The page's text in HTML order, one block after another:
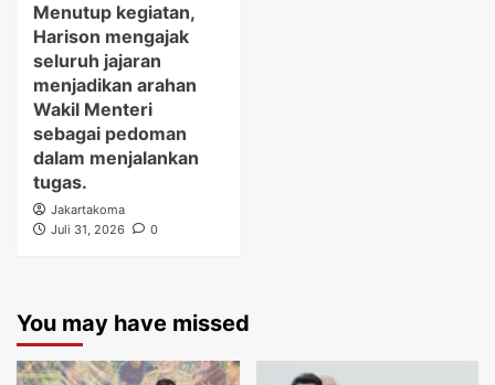
Menutup kegiatan,
Harison mengajak
seluruh jajaran
menjadikan arahan
Wakil Menteri
sebagai pedoman
dalam menjalankan
tugas.
Jakartakoma
Juli 31, 2026
0
You may have missed